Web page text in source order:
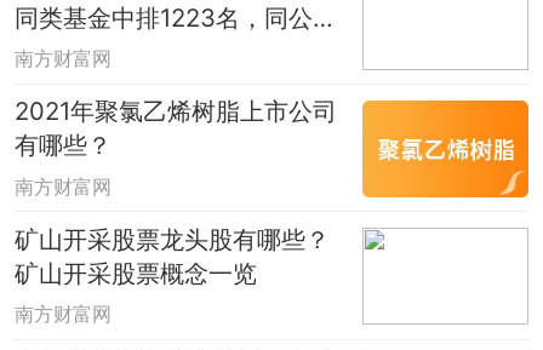
同类基金中排1223名，同公司
基金表现如何？（10月22日）
南方财富网
2021年聚氯乙烯树脂上市公司
有哪些？
南方财富网
矿山开采股票龙头股有哪些？
矿山开采股票概念一览
南方财富网